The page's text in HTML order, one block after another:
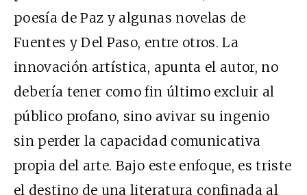
poesía de Paz y algunas novelas de
Fuentes y Del Paso, entre otros. La
innovación artística, apunta el autor, no
debería tener como fin último excluir al
público profano, sino avivar su ingenio
sin perder la capacidad comunicativa
propia del arte. Bajo este enfoque, es triste
el destino de una literatura confinada al